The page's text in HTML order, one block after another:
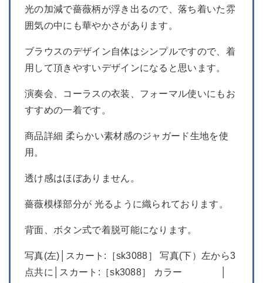
光の加減で薔薇柄が浮き出るので、落ち着いた雰
囲気の中にも華やかさがあります。
ブラウスのデザイン自体はシンプルですので、着
用して頂きやすいデザインになると思います。
演奏会、コーラスの衣装、フォーマル使いにもお
すすめの一着です。
商品詳細 柔らかい素材感のジャガード生地を使
用。
透け感はほぼありません。
薔薇模様部分が 光るように織られております。
背面、ボタン式で着脱可能になります。
写真(左)│スカート:［sk3088］ 写真(下）左から3
点共に│スカート:［sk3088］ カラー │